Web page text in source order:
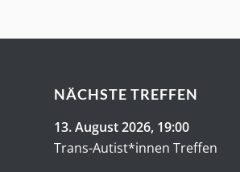
NÄCHSTE TREFFEN
13. August 2026, 19:00
Trans-Autist*innen Treffen